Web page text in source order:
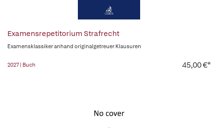
Examensrepetitorium Strafrecht
Examensklassiker anhand originalgetreuer Klausuren
2027 | Buch 45,00 €*